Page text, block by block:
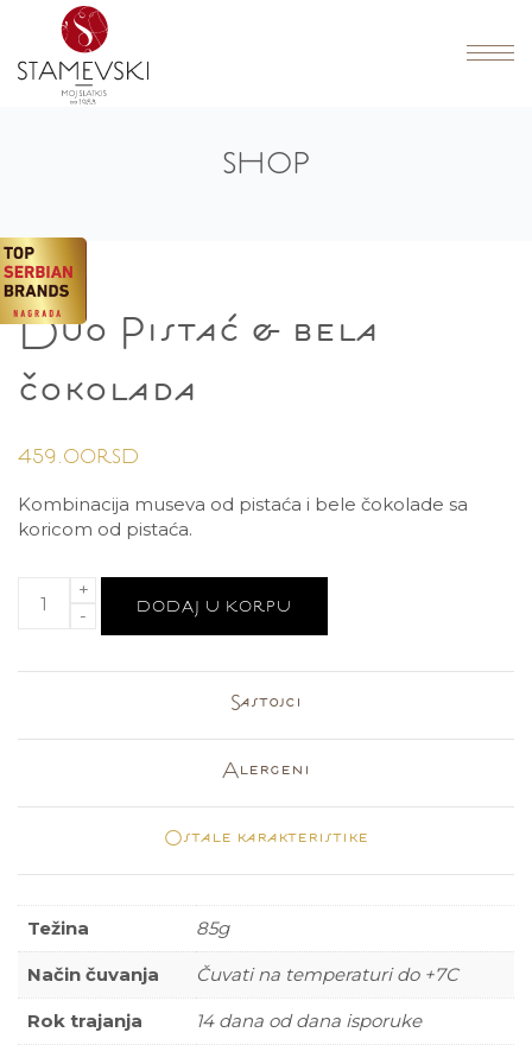
SHOP
Duo Pistać & bela
čokolada
459.00RSD
Kombinacija museva od pistaća i bele čokolade sa
koricom od pistaća.
DODAJ U KORPU
Sastojci
Alergeni
Ostale karakteristike
Težina 85g
Način čuvanja Čuvati na temperaturi do +7C
Rok trajanja 14 dana od dana isporuke